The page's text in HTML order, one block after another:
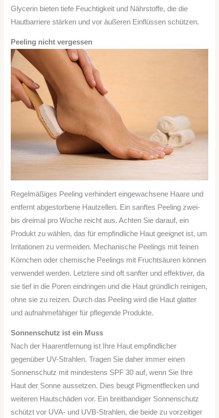
Glycerin bieten tiefe Feuchtigkeit und Nährstoffe, die die
Hautbarriere stärken und vor äußeren Einflüssen schützen.
Peeling nicht vergessen
Regelmäßiges Peeling verhindert eingewachsene Haare und
entfernt abgestorbene Hautzellen. Ein sanftes Peeling zwei-
bis dreimal pro Woche reicht aus. Achten Sie darauf, ein
Produkt zu wählen, das für empfindliche Haut geeignet ist, um
Irritationen zu vermeiden. Mechanische Peelings mit feinen
Körnchen oder chemische Peelings mit Fruchtsäuren können
verwendet werden. Letztere sind oft sanfter und effektiver, da
sie tief in die Poren eindringen und die Haut gründlich reinigen,
ohne sie zu reizen. Durch das Peeling wird die Haut glatter
und aufnahmefähiger für pflegende Produkte.
Sonnenschutz ist ein Muss
Nach der Haarentfernung ist Ihre Haut empfindlicher
gegenüber UV-Strahlen. Tragen Sie daher immer einen
Sonnenschutz mit mindestens SPF 30 auf, wenn Sie Ihre
Haut der Sonne aussetzen. Dies beugt Pigmentflecken und
weiteren Hautschäden vor. Ein breitbandiger Sonnenschutz
schützt vor UVA- und UVB-Strahlen, die beide zu vorzeitiger